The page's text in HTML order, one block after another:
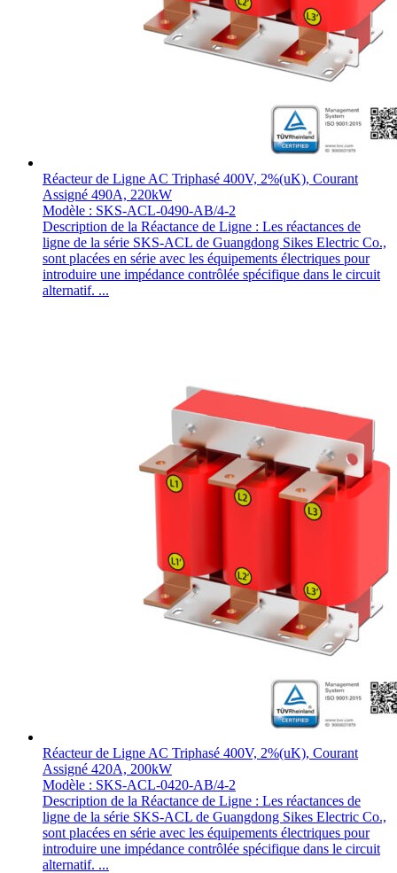
Réacteur de Ligne AC Triphasé 400V, 2%(uK), Courant
Assigné 490A, 220kW
Modèle : SKS-ACL-0490-AB/4-2
Description de la Réactance de Ligne : Les réactances de
ligne de la série SKS-ACL de Guangdong Sikes Electric Co.,
sont placées en série avec les équipements électriques pour
introduire une impédance contrôlée spécifique dans le circuit
alternatif. ...
Réacteur de Ligne AC Triphasé 400V, 2%(uK), Courant
Assigné 420A, 200kW
Modèle : SKS-ACL-0420-AB/4-2
Description de la Réactance de Ligne : Les réactances de
ligne de la série SKS-ACL de Guangdong Sikes Electric Co.,
sont placées en série avec les équipements électriques pour
introduire une impédance contrôlée spécifique dans le circuit
alternatif. ...